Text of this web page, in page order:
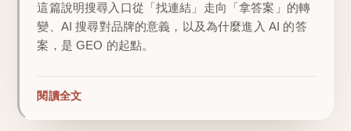
這篇說明搜尋入口從「找連結」走向「拿答案」的轉
變、AI 搜尋對品牌的意義，以及為什麼進入 AI 的答
案，是 GEO 的起點。
閱讀全文